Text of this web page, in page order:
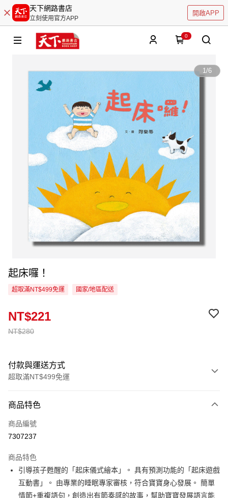
天下網路書店
立刻使用官方APP
開啟APP
0
1/6
起床囉！
超取滿NT$499免運 國家/地區配送
NT$280
NT$221
付款與運送方式
超取滿NT$499免運
信用卡一次付款
超商取貨付款
Apple Pay
街口支付
商品特色
商品編號
7307237
商品特色
引導孩子甦醒的「起床儀式繪本」。 具有預測功能的「起床遊戲
互動書」。 由專業的睡眠專家審核，符合寶寶身心發展。 簡單
情節+重複語句，創造出有節奏感的故事，幫助寶寶發展語言能